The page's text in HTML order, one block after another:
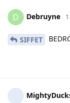
D Debruyne
SIFFET